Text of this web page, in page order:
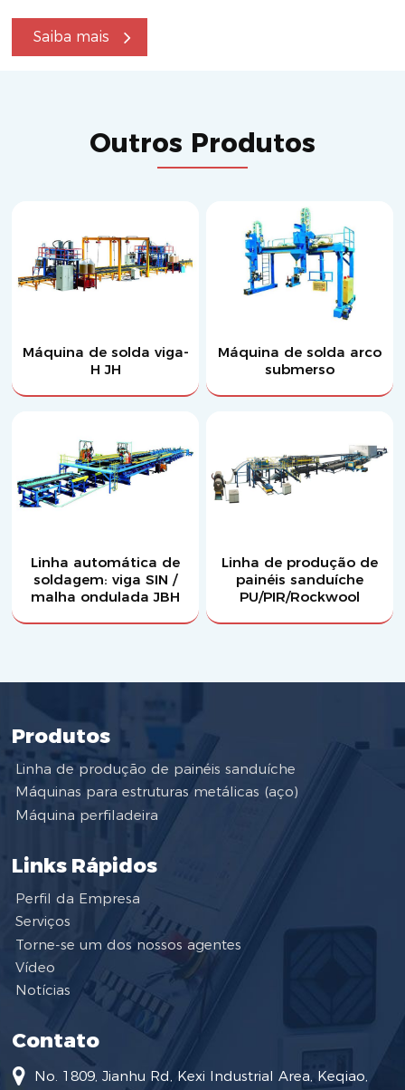
Saiba mais
Outros Produtos
Máquina de solda viga-
H JH
Máquina de solda arco
submerso
Linha automática de
soldagem: viga SIN /
malha ondulada JBH
Linha de produção de
painéis sanduíche
PU/PIR/Rockwool
Produtos
Linha de produção de painéis sanduíche
Máquinas para estruturas metálicas (aço)
Máquina perfiladeira
Links Rápidos
Perfil da Empresa
Serviços
Torne-se um dos nossos agentes
Vídeo
Notícias
Contato
No. 1809, Jianhu Rd, Kexi Industrial Area, Keqiao,